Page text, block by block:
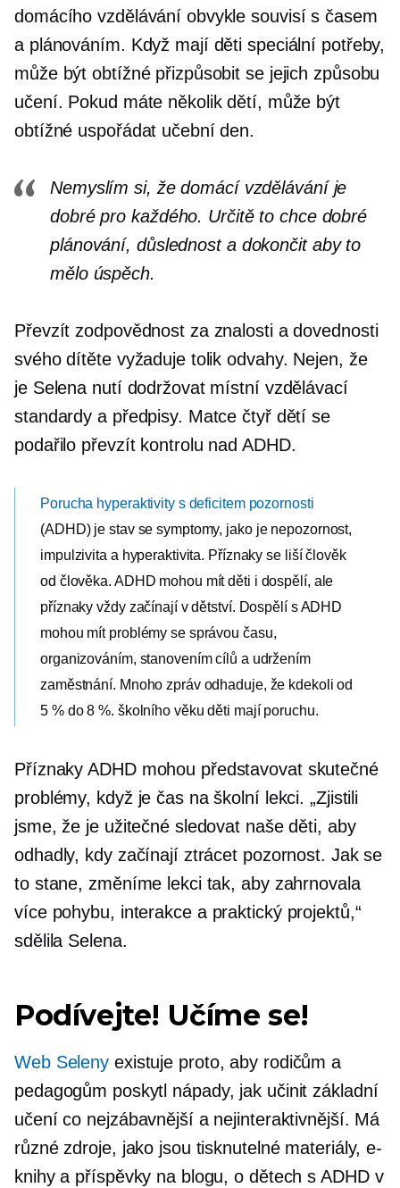
domácího vzdělávání obvykle souvisí s časem
a plánováním. Když mají děti speciální potřeby,
může být obtížné přizpůsobit se jejich způsobu
učení. Pokud máte několik dětí, může být
obtížné uspořádat učební den.
Nemyslím si, že domácí vzdělávání je
dobré pro každého. Určitě to chce dobré
plánování, důslednost a dokončitaby to
mělo úspěch.
Převzít zodpovědnost za znalosti a dovednosti
svého dítěte vyžaduje tolik odvahy. Nejen, že
je Selena nutí dodržovat místní vzdělávací
standardy a předpisy. Matce čtyř dětí se
podařilo převzít kontrolu nad ADHD.
Porucha hyperaktivity s deficitem pozornosti
(ADHD) je stav se symptomy, jako je nepozornost,
impulzivita a hyperaktivita. Příznaky se liší člověk
od člověka. ADHD mohou mít děti i dospělí, ale
příznaky vždy začínají v dětství. Dospělí s ADHD
mohou mít problémy se správou času,
organizováním, stanovením cílů a udržením
zaměstnání. Mnoho zpráv odhaduje, že kdekoli od
5 % do 8 %. školního věku děti mají poruchu.
Příznaky ADHD mohou představovat skutečné
problémy, když je čas na školní lekci. „Zjistili
jsme, že je užitečné sledovat naše děti, aby
odhadly, kdy začínají ztrácet pozornost. Jak se
to stane, změníme lekci tak, aby zahrnovala
více pohybu, interakce a praktickýprojektů,“
sdělila Selena.
Podívejte! Učíme se!
Web Seleny existuje proto, aby rodičům a
pedagogům poskytl nápady, jak učinit základní
učení co nejzábavnější a nejinteraktivnější. Má
různé zdroje, jako jsou tisknutelné materiály, e-
knihy a příspěvky na blogu, o dětech s ADHD v